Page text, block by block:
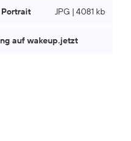
JPG | 4081 kb
auf wakeup.jetzt